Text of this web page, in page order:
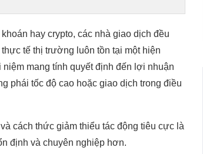
hay crypto, các nhà giao dịch đều
tế thị trường luôn tồn tại một hiện
mang tính quyết định đến lợi nhuận
phái tốc độ cao hoặc giao dịch trong điều
cách thức giảm thiểu tác động tiêu cực là
định và chuyên nghiệp hơn.